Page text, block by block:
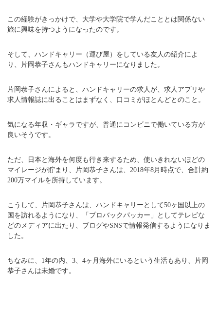
この経験がきっかけで、大学や大学院で学んだこととは関係ない
旅に興味を持つようになったのです。
そして、ハンドキャリー（運び屋）をしている友人の紹介によ
り、片岡恭子さんもハンドキャリーになりました。
片岡恭子さんによると、ハンドキャリーの求人が、求人アプリや
求人情報誌に出ることはまずなく、口コミがほとんどとのこと。
気になる年収・ギャラですが、普通にコンビニで働いている方が
良いそうです。
ただ、日本と海外を何度も行き来するため、使いきれないほどの
マイレージが貯まり、片岡恭子さんは、2018年8月時点で、合計約
200万マイルを所持しています。
こうして、片岡恭子さんは、ハンドキャリーとして50ヶ国以上の
国を訪れるようになり、「プロバックパッカー」としてテレビな
どのメディアに出たり、ブログやSNSで情報発信するようになりま
した。
ちなみに、1年の内、3、4ヶ月海外にいるという生活もあり、片岡
恭子さんは未婚です。